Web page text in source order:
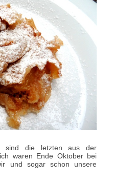
sind die letzten aus der
waren Ende Oktober bei
und sogar schon unsere